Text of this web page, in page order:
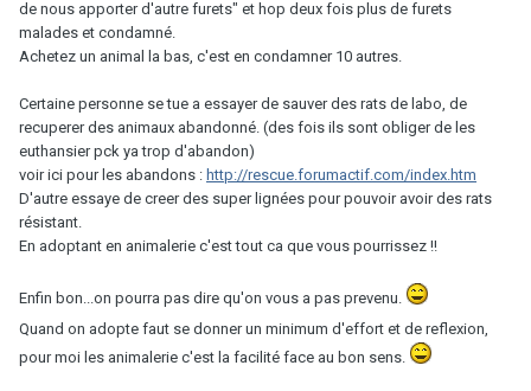
de nous apporter d'autre furets" et hop deux fois plus de furets
malades et condamné.
Achetez un animal la bas, c'est en condamner 10 autres.
Certaine personne se tue a essayer de sauver des rats de labo, de
recuperer des animaux abandonné. (des fois ils sont obliger de les
euthansier pck ya trop d'abandon)
voir ici pour les abandons : http://rescue.forumactif.com/index.htm
D'autre essaye de creer des super lignées pour pouvoir avoir des rats
résistant.
En adoptant en animalerie c'est tout ca que vous pourrissez !!
Enfin bon...on pourra pas dire qu'on vous a pas prevenu.
Quand on adopte faut se donner un minimum d'effort et de reflexion,
pour moi les animalerie c'est la facilité face au bon sens.